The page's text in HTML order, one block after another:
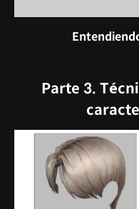
Parte 3.